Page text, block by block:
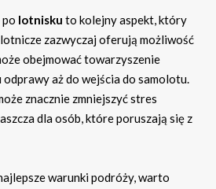
lotnisku to kolejny aspekt, który
zazwyczaj oferują możliwość
obejmować towarzyszenie
aż do wejścia do samolotu.
znacznie zmniejszyć stres
dla osób, które poruszają się z
warunki podróży, warto